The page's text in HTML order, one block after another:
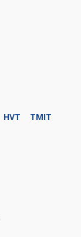
HVT
TMIT